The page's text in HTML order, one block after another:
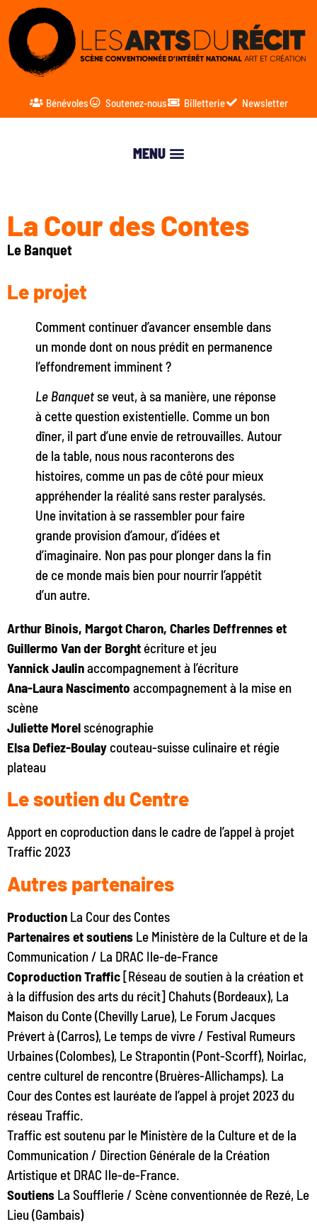
Bénévoles Soutenez-nous Billetterie Newsletter
La Cour des Contes
Le Banquet
Le projet
Comment continuer d’avancer ensemble dans
un monde dont on nous prédit en permanence
l’effondrement imminent ?
Le Banquetse veut, à sa manière, une réponse
à cette question existentielle. Comme un bon
dîner, il part d’une envie de retrouvailles. Autour
de la table, nous nous raconterons des
histoires, comme un pas de côté pour mieux
appréhender la réalité sans rester paralysés.
Une invitation à se rassembler pour faire
grande provision d’amour, d’idées et
d’imaginaire. Non pas pour plonger dans la fin
de ce monde mais bien pour nourrir l’appétit
d’un autre.
Arthur Binois, Margot Charon, Charles Deffrennes et
Guillermo Van der Borght écriture et jeu
Yannick Jaulinaccompagnement à l’écriture
Ana-Laura Nascimento accompagnement à la mise en
scène
Juliette Morelscénographie
Elsa Defiez-Boulay couteau-suisse culinaire et régie
plateau
Le soutien du Centre
Apport en coproduction dans le cadre de l’appel à projet
Traffic 2023
Autres partenaires
Production La Cour des Contes
Partenaires et soutiens Le Ministère de la Culture et de la
Communication / La DRAC Ile-de-France
Coproduction Traffic[Réseau de soutien à la création et
à la diffusion des arts du récit] Chahuts (Bordeaux), La
Maison du Conte (Chevilly Larue), Le Forum Jacques
Prévert à (Carros), Le temps de vivre / Festival Rumeurs
Urbaines (Colombes), Le Strapontin (Pont-Scorff), Noirlac,
centre culturel de rencontre (Bruères-Allichamps). La
Cour des Contes est lauréate de l’appel à projet 2023 du
réseau Traffic.
Traffic est soutenu par le Ministère de la Culture et de la
Communication / Direction Générale de la Création
Artistique et DRAC Ile-de-France.
Soutiens La Soufflerie / Scène conventionnée de Rezé, Le
Lieu (Gambais)